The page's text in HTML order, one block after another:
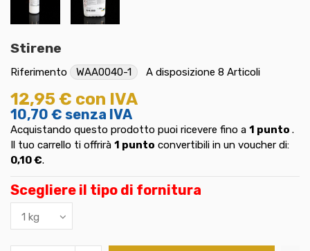
Stirene
Riferimento WAA0040-1 A disposizione 8 Articoli
12,95 € con IVA
10,70 € senza IVA
Acquistando questo prodotto puoi ricevere fino a 1 punto .
Il tuo carrello ti offrirà 1 punto convertibili in un voucher di:
0,10 €.
Scegliere il tipo di fornitura